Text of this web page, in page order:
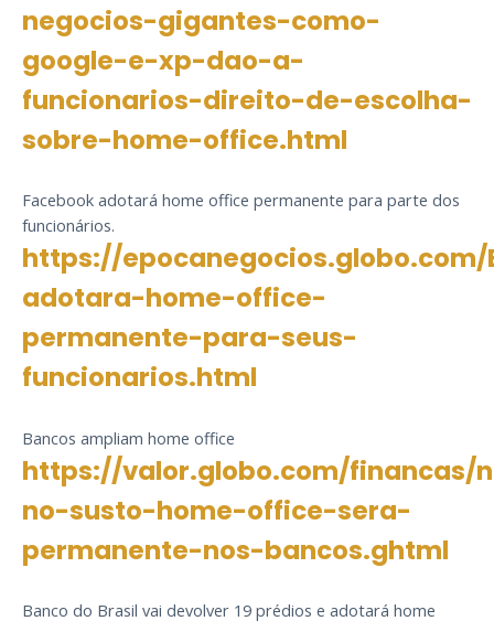
negocios-gigantes-como-
google-e-xp-dao-a-
funcionarios-direito-de-escolha-
sobre-home-office.html
Facebook adotará home office permanente para parte dos
funcionários.
https://
adotara-home-office-
permanente-para-seus-
funcionarios.html
Bancos ampliam home office
https://valor.globo.com/financas/
no-susto-home-office-sera-
permanente-nos-bancos.ghtml
Banco do Brasil vai devolver 19 prédios e adotará home